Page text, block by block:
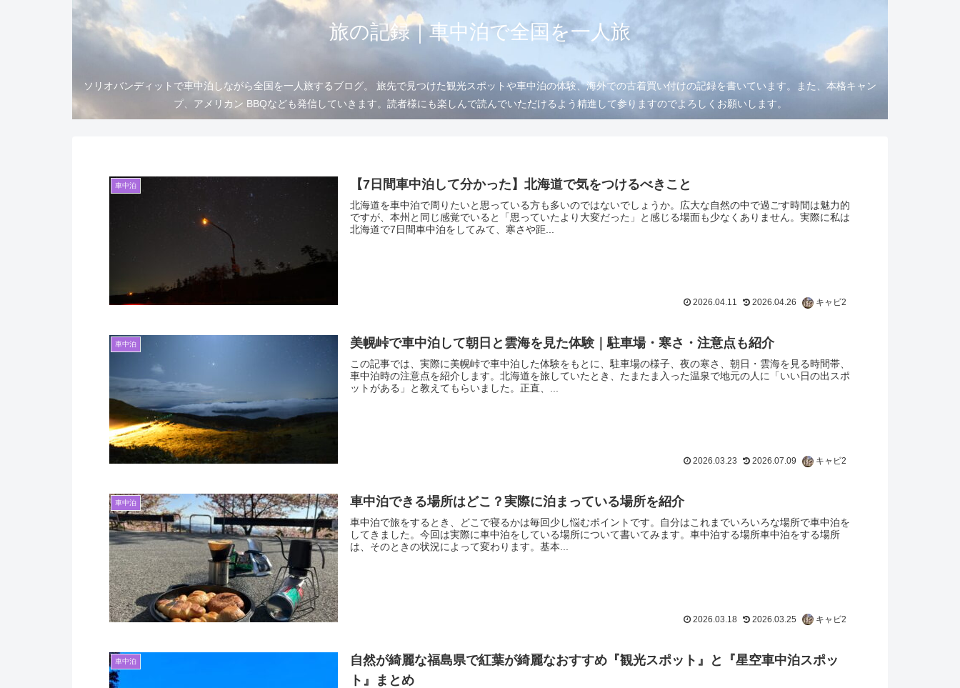
旅の記録｜車中泊で全国を一人旅
ソリオバンディットで車中泊しながら全国を一人旅するブログ。 旅先で見つけた観光スポットや車中泊の体験、海外での古着買い付けの記録を書いています。また、本格キャン
プ、アメリカン BBQなども発信していきます。読者様にも楽しんで読んでいただけるよう精進して参りますのでよろしくお願いします。
車中泊 【7日間車中泊して分かった】北海道で気をつけるべきこと
北海道を車中泊で周りたいと思っている方も多いのではないでしょうか。広大な自然の中で過ごす時間は魅力的
ですが、本州と同じ感覚でいると「思っていたより大変だった」と感じる場面も少なくありません。実際に私は
北海道で7日間車中泊をしてみて、寒さや距...
2026.04.11 2026.04.26 キャビ2
車中泊 美幌峠で車中泊して朝日と雲海を見た体験｜駐車場・寒さ・注意点も紹介
この記事では、実際に美幌峠で車中泊した体験をもとに、駐車場の様子、夜の寒さ、朝日・雲海を見る時間帯、
車中泊時の注意点を紹介します。北海道を旅していたとき、たまたま入った温泉で地元の人に「いい日の出スポ
ットがある」と教えてもらいました。正直、...
2026.03.23 2026.07.09 キャビ2
車中泊 車中泊できる場所はどこ？実際に泊まっている場所を紹介
車中泊で旅をするとき、どこで寝るかは毎回少し悩むポイントです。自分はこれまでいろいろな場所で車中泊を
してきました。今回は実際に車中泊をしている場所について書いてみます。車中泊する場所車中泊をする場所
は、そのときの状況によって変わります。基本...
2026.03.18 2026.03.25 キャビ2
車中泊
自然が綺麗な福島県で紅葉が綺麗なおすすめ『観光スポット』と『星空車中泊スポッ
ト』まとめ